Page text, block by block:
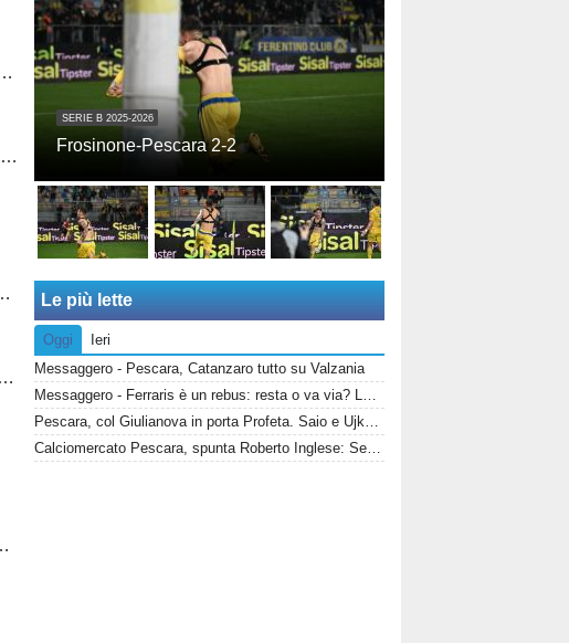
SERIE B 2025-2026
Frosinone-Pescara 2-2
Le più lette
Oggi
Ieri
Messaggero - Pescara, Catanzaro tutto su Valzania
Messaggero - Ferraris è un rebus: resta o va via? La Salernitana rivorrebbe la punta
Pescara, col Giulianova in porta Profeta. Saio e Ujkaj infortunati
Calciomercato Pescara, spunta Roberto Inglese: Sebastiani vuole il bomber d’esperienza